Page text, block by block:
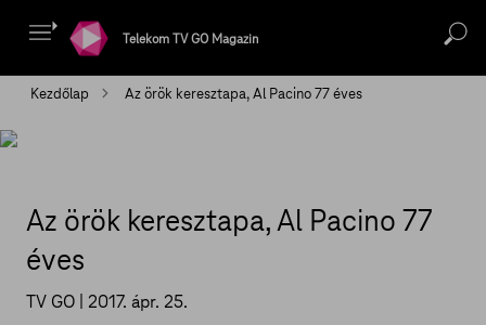
Telekom TV GO Magazin
Kezdőlap Az örök keresztapa, Al Pacino 77 éves
Az örök keresztapa, Al Pacino 77
éves
TV GO | 2017. ápr. 25.